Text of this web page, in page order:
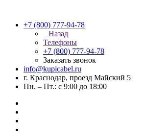
+7 (800) 777-94-78
Назад
Телефоны
+7 (800) 777-94-78
Заказать звонок
info@kupicabel.ru
г. Краснодар, проезд Майский 5
Пн. – Пт.: с 9:00 до 18:00